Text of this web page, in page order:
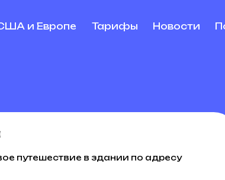
и Европе Тарифы Новости
путешествие в здании по адресу